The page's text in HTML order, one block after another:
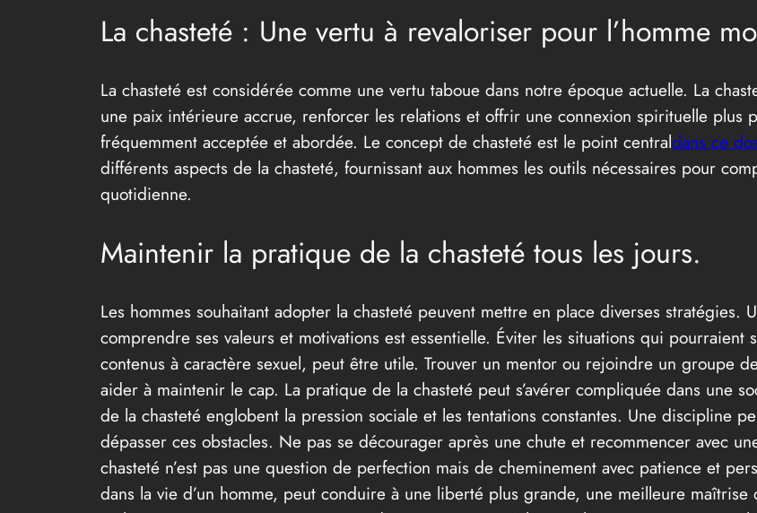
La chasteté : Une vertu à revaloriser pour l’homme
La chasteté est considérée comme une vertu taboue dans notre époque actuelle. La
une paix intérieure accrue, renforcer les relations et offrir une connexion spirituelle plus
fréquemment acceptée et abordée. Le concept de chasteté est le point centraldans ce
différents aspects de la chasteté, fournissant aux hommes les outils nécessaires pour
quotidienne.
Maintenir la pratique de la chasteté tous les jours.
Les hommes souhaitant adopter la chasteté peuvent mettre en place diverses stratégies.
comprendre ses valeurs et motivations est essentielle. Éviter les situations qui
contenus à caractère sexuel, peut être utile. Trouver un mentor ou rejoindre un groupe
aider à maintenir le cap. La pratique de la chasteté peut s’avérer compliquée dans une
de la chasteté englobent la pression sociale et les tentations constantes. Une discipline
dépasser ces obstacles. Ne pas se décourager après une chute et recommencer avec
chasteté n’est pas une question de perfection mais de cheminement avec patience et
dans la vie d’un homme, peut conduire à une liberté plus grande, une meilleure